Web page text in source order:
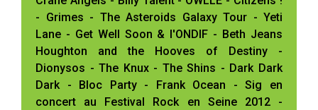
- Grimes - The Asteroids Galaxy Tour - Yeti
Lane - Get Well Soon & l'ONDIF - Beth Jeans
Houghton and the Hooves of Destiny -
Dionysos - The Knux - The Shins - Dark Dark
Dark - Bloc Party - Frank Ocean - Sig en
concert au Festival Rock en Seine 2012 -